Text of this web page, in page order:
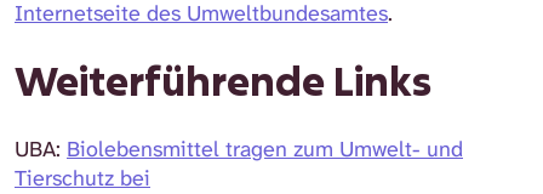
Internetseite des Umweltbundesamtes.
Weiterführende Links
UBA: Biolebensmittel tragen zum Umwelt- und
Tierschutz bei